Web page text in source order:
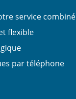
service combiné
flexible
par téléphone